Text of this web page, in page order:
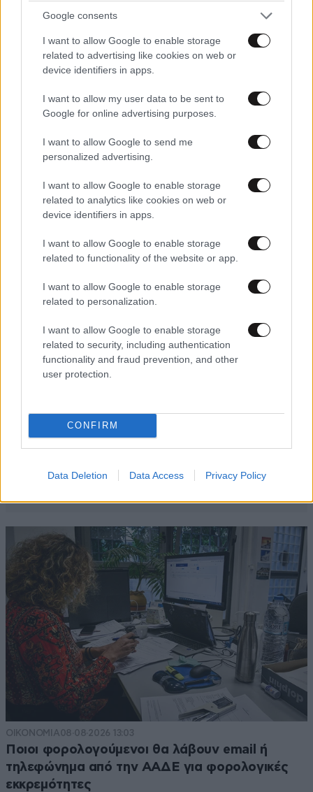
Google consents
I want to allow Google to enable storage
related to advertising like cookies on web or
device identifiers in apps.
I want to allow my user data to be sent to
Google for online advertising purposes.
I want to allow Google to send me
personalized advertising.
I want to allow Google to enable storage
related to analytics like cookies on web or
device identifiers in apps.
I want to allow Google to enable storage
related to functionality of the website or app.
I want to allow Google to enable storage
related to personalization.
I want to allow Google to enable storage
related to security, including authentication
functionality and fraud prevention, and other
user protection.
CONFIRM
Data Deletion Data Access Privacy Policy
ΟΙΚΟΝΟΜΙΑ08·08·2026 13:03
Ποιοι φορολογούμενοι θα λάβουν email ή
τηλεφώνημα από την ΑΑΔΕ για φορολογικές
εκκρεμότητες